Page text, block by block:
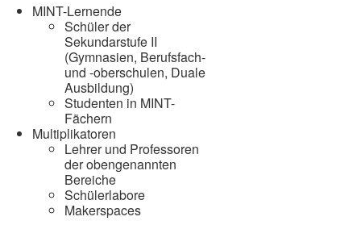
MINT-Lernende
Schüler der
Sekundarstufe II
(Gymnasien, Berufsfach-
und -oberschulen, Duale
Ausbildung)
Studenten in MINT-
Fächern
Multiplikatoren
Lehrer und Professoren
der obengenannten
Bereiche
Schülerlabore
Makerspaces